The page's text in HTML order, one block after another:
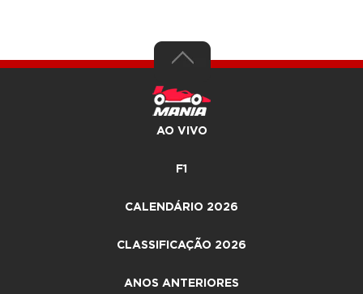
AO VIVO
F1
CALENDÁRIO 2026
CLASSIFICAÇÃO 2026
ANOS ANTERIORES